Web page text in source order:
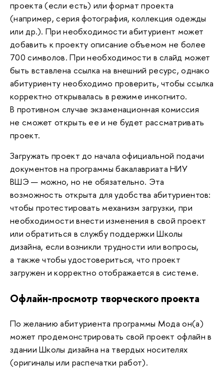
проекта (если есть) или формат проекта
(например, серия фотография, коллекция одежды
или др.). При необходимости абитуриент может
добавить к проекту описание объемом не более
700 символов. При необходимости в слайд может
быть вставлена ссылка на внешний ресурс, однако
абитуриенту необходимо проверить, чтобы ссылка
корректно открывалась в режиме инкогнито.
В противном случае экзаменационная комиссия
не сможет открыть ее и не будет рассматривать
проект.
Загружать проект до начала официальной подачи
документов на программы бакалавриата НИУ
ВШЭ — можно, но не обязательно. Эта
возможность открыта для удобства абитуриентов:
чтобы протестировать механизм загрузки, при
необходимости внести изменения в свой проект
или обратиться в службу поддержки Школы
дизайна, если возникли трудности или вопросы,
а также чтобы удостовериться, что проект
загружен и корректно отображается в системе.
Офлайн-просмотр творческого проекта
По желанию абитуриента программы Мода он(а)
может продемонстрировать свой проект офлайн в
здании Школы дизайна на твердых носителях
(оригиналы или распечатки работ).